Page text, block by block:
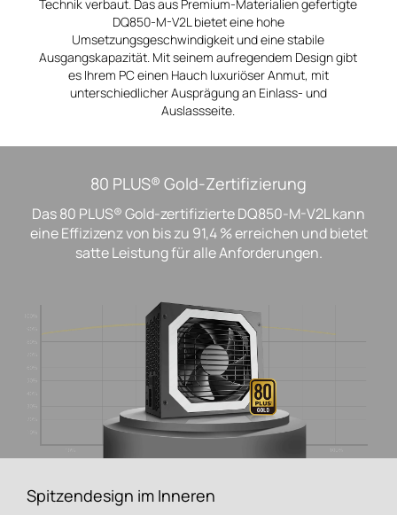
Technik verbaut. Das aus Premium-Materialien gefertigte
DQ850-M-V2L bietet eine hohe
Umsetzungsgeschwindigkeit und eine stabile
Ausgangskapazität. Mit seinem aufregendem Design gibt
es Ihrem PC einen Hauch luxuriöser Anmut, mit
unterschiedlicher Ausprägung an Einlass- und
Auslassseite.
80 PLUS® Gold-Zertifizierung
Das 80 PLUS® Gold-zertifizierte DQ850-M-V2L kann
eine Effizizenz von bis zu 91,4 % erreichen und bietet
satte Leistung für alle Anforderungen.
Spitzendesign im Inneren